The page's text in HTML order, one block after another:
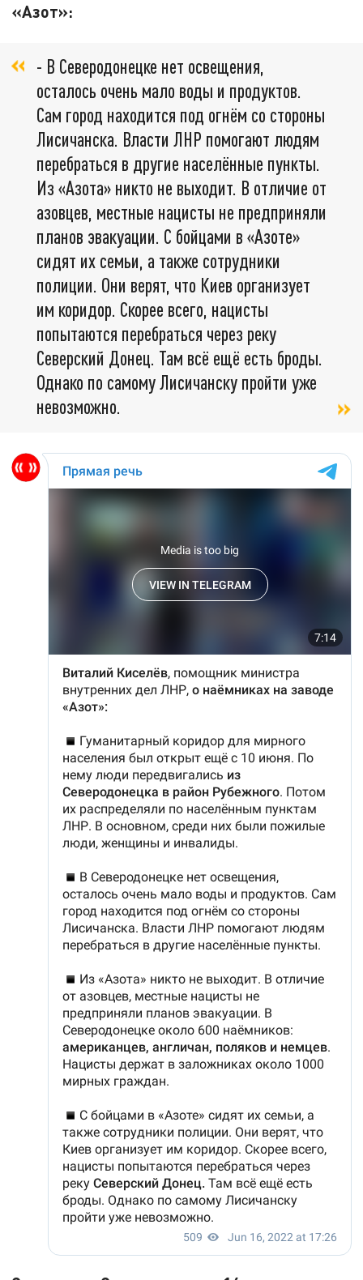
«Азот»:
- В Северодонецке нет освещения,
осталось очень мало воды и продуктов.
Сам город находится под огнём со стороны
Лисичанска. Власти ЛНР помогают людям
перебраться в другие населённые пункты.
Из «Азота» никто не выходит. В отличие от
азовцев, местные нацисты не предприняли
планов эвакуации. С бойцами в «Азоте»
сидят их семьи, а также сотрудники
полиции. Они верят, что Киев организует
им коридор. Скорее всего, нацисты
попытаются перебраться через реку
Северский Донец. Там всё ещё есть броды.
Однако по самому Лисичанску пройти уже
невозможно.